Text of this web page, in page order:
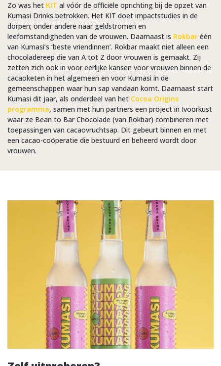
Zo was het KIT al vóór de officiële oprichting bij de opzet van
Kumasi Drinks betrokken. Het KIT doet impactstudies in de
dorpen; onder andere naar geldstromen en
leefomstandigheden van de vrouwen. Daarnaast is Rokbar één
van Kumasi’s ‘beste vriendinnen’. Rokbar maakt niet alleen een
chocoladereep die van A tot Z door vrouwen is gemaakt. Zij
zetten zich ook in voor eerlijke kansen voor vrouwen binnen de
cacaoketen in het algemeen en voor Kumasi in de
gemeenschappen waar hun sap vandaan komt. Daarnaast start
Kumasi dit jaar, als onderdeel van het Cocoa Origins
programma, samen met hun partners een project in Ivoorkust
waar ze Bean to Bar Chocolade (van Rokbar) combineren met
toepassingen van cacaovruchtsap. Dit gebeurt binnen en met
een cacao-coöperatie die bestuurd en beheerd wordt door
vrouwen.